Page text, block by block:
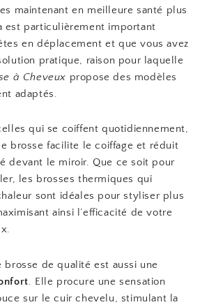
maintenant en meilleure santé plus
est particulièrement important
en déplacement et que vous avez
pratique, raison pour laquelle
à Cheveux propose des modèles
adaptés.
qui se coiffent quotidiennement,
brosse facilite le coiffage et réduit
devant le miroir. Que ce soit pour
les brosses thermiques qui
sont idéales pour styliser plus
ainsi l’efficacité de votre
brosse de qualité est aussi une
. Elle procure une sensation
sur le cuir chevelu, stimulant la